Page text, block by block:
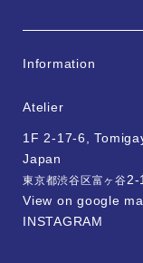
Information
Atelier
1F 2-17-6,
Japan
東京都渋谷区富ヶ谷2-
View on google
INSTAGRAM